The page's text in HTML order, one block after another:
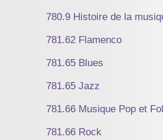
780.9 Histoire de la
781.62 Flamenco
781.65 Blues
781.65 Jazz
781.66 Musique Pop et
781.66 Rock